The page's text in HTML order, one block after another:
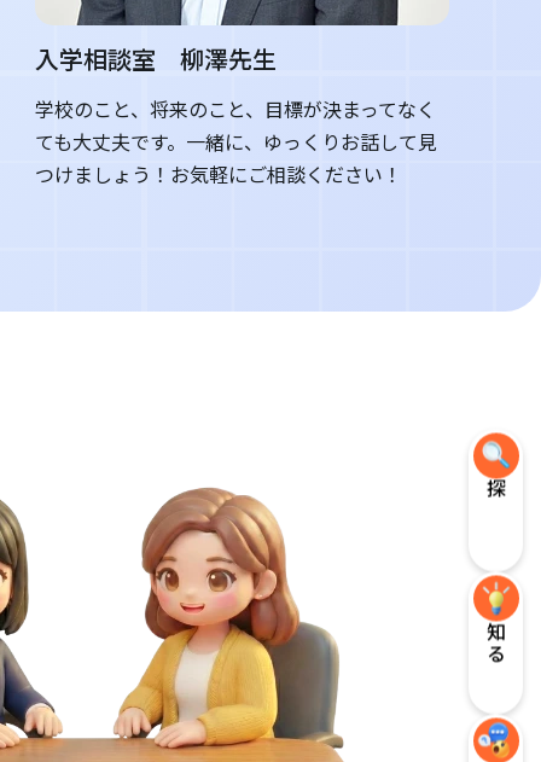
入学相談室 柳澤先生
学校のこと、将来のこと、目標が決まってなく
ても大丈夫です。一緒に、ゆっくりお話して見
つけましょう！お気軽にご相談ください！
探す
知る